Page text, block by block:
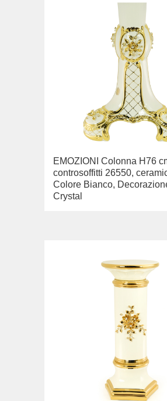
EMOZIONI Colonna H76
controsoffitti 26550,
Colore Bianco,
Crystal